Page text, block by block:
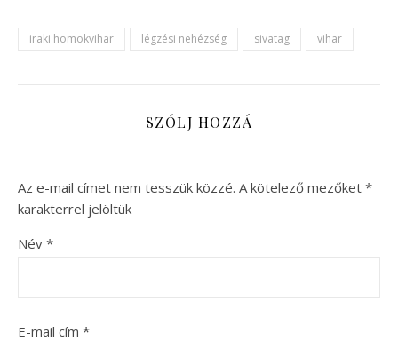
iraki homokvihar légzési nehézség sivatag vihar
SZÓLJ HOZZÁ
Az e-mail címet nem tesszük közzé. A kötelező mezőket *
karakterrel jelöltük
Név *
E-mail cím *